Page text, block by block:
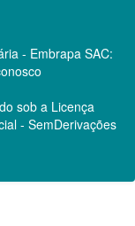
- Embrapa SAC:
sob a Licença
- SemDerivações